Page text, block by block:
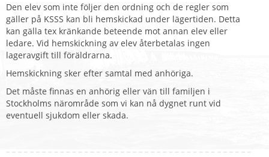
Den elev som inte följer den ordning och de regler som
gäller på KSSS kan bli hemskickad under lägertiden. Detta
kan gälla tex kränkande beteende mot annan elev eller
ledare. Vid hemskickning av elev återbetalas ingen
lageravgift till föräldrarna.
Hemskickning sker efter samtal med anhöriga.
Det måste finnas en anhörig eller vän till familjen i
Stockholms närområde som vi kan nå dygnet runt vid
eventuell sjukdom eller skada.